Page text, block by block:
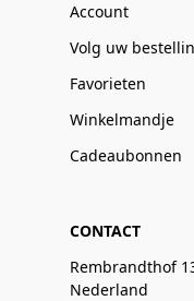
Account
Volg uw
Favorieten
Winkelmandje
Cadeaubonnen
CONTACT
Rembrandthof
Nederland